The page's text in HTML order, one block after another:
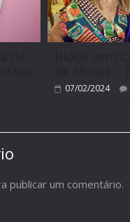
07/02/2024
publicar um comentário.